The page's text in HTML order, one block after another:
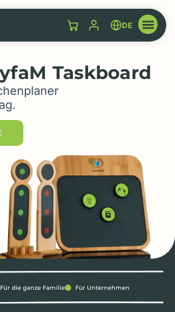
DE
Taskboard
Für die ganze Familie Für Unternehmen